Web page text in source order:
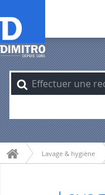
Lavage & hygiène